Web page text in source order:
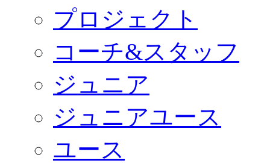
プロジェクト
コーチ&スタッフ
ジュニア
ジュニアユース
ユース